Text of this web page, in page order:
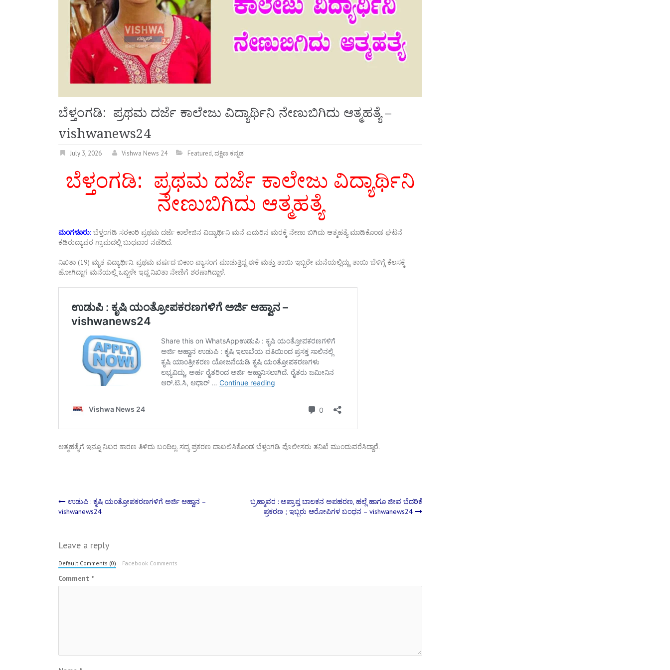
ಬೆಳ್ತಂಗಡಿ: ಪ್ರಥಮ ದರ್ಜೆ ಕಾಲೇಜು ವಿದ್ಯಾರ್ಥಿನಿ ನೇಣುಬಿಗಿದು ಆತ್ಮಹತ್ಯೆ –
vishwanews24
July 3, 2026 Vishwa News 24 Featured,ದಕ್ಷಿಣ ಕನ್ನಡ
ಬೆಳ್ತಂಗಡಿ: ಪ್ರಥಮ ದರ್ಜೆ ಕಾಲೇಜು ವಿದ್ಯಾರ್ಥಿನಿ
ನೇಣುಬಿಗಿದು ಆತ್ಮಹತ್ಯೆ
ಮಂಗಳೂರು: ಬೆಳ್ತಂಗಡಿ ಸರಕಾರಿ ಪ್ರಥಮ ದರ್ಜೆ ಕಾಲೇಜಿನ ವಿದ್ಯಾರ್ಥಿನಿ ಮನೆ ಎದುರಿನ ಮರಕ್ಕೆ ನೇಣು ಬಿಗಿದು ಆತ್ಮಹತ್ಯೆ ಮಾಡಿಕೊಂಡ ಘಟನೆ
ಕಡಿರುದ್ಯಾವರ ಗ್ರಾಮದಲ್ಲಿ ಬುಧವಾರ ನಡೆದಿದೆ.
ನಿಖಿತಾ (19) ಮೃತ ವಿದ್ಯಾರ್ಥಿನಿ. ಪ್ರಥಮ ವರ್ಷದ ಬಿಕಾಂ ವ್ಯಾಸಂಗ ಮಾಡುತ್ತಿದ್ದ ಈಕೆ ಮತ್ತು ತಾಯಿ ಇಬ್ಬರೇ ಮನೆಯಲ್ಲಿದ್ದು, ತಾಯಿ ಬೆಳಿಗ್ಗೆ ಕೆಲಸಕ್ಕೆ
ಹೋಗಿದ್ದಾಗ ಮನೆಯಲ್ಲಿ ಒಬ್ಬಳೇ ಇದ್ದ ನಿಖಿತಾ ನೇಣಿಗೆ ಶರಣಾಗಿದ್ದಾಳೆ.
ಆತ್ಮಹತ್ಯೆಗೆ ಇನ್ನೂ ನಿಖರ ಕಾರಣ ತಿಳಿದು ಬಂದಿಲ್ಲ. ಸದ್ಯ ಪ್ರಕರಣ ದಾಖಲಿಸಿಕೊಂಡ ಬೆಳ್ತಂಗಡಿ ಪೊಲೀಸರು ತನಿಖೆ ಮುಂದುವರೆಸಿದ್ದಾರೆ.
Post
ಉಡುಪಿ : ಕೃಷಿ ಯಂತ್ರೋಪಕರಣಗಳಿಗೆ ಅರ್ಜಿ ಆಹ್ವಾನ –
vishwanews24
ಬ್ರಹ್ಮಾವರ : ಅಪ್ರಾಪ್ತ ಬಾಲಕನ ಅಪಹರಣ, ಹಲ್ಲೆ ಹಾಗೂ ಜೀವ ಬೆದರಿಕೆ
ಪ್ರಕರಣ ; ಇಬ್ಬರು ಆರೋಪಿಗಳ ಬಂಧನ – vishwanews24
Leave a reply
Default Comments (0) Facebook Comments
Comment *